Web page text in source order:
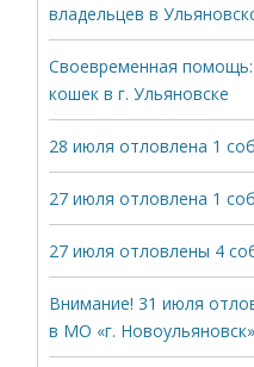
владельцев в
Своевременная
кошек в г. Ульяновске
28 июля отловлена 1
27 июля отловлена 1
27 июля отловлены 4
Внимание! 31 июля
в МО «г. Новоульяновск»